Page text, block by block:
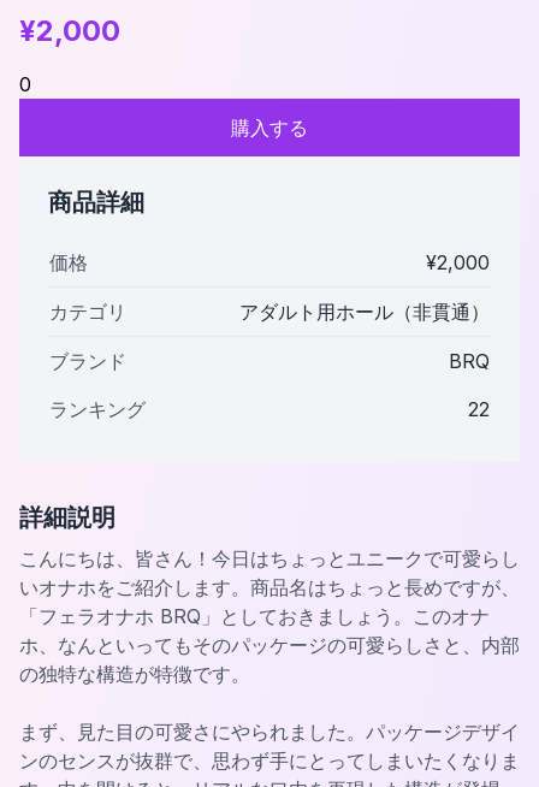
¥2,000
0
購入する
商品詳細
価格 ¥2,000
カテゴリ アダルト用ホール（非貫通）
ブランド
BRQ
ランキング
22
詳細説明
こんにちは、皆さん！今日はちょっとユニークで可愛らし
いオナホをご紹介します。商品名はちょっと長めですが、
「フェラオナホ BRQ」としておきましょう。このオナ
ホ、なんといってもそのパッケージの可愛らしさと、内部
の独特な構造が特徴です。
まず、見た目の可愛さにやられました。パッケージデザイ
ンのセンスが抜群で、思わず手にとってしまいたくなりま